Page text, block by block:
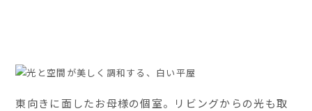
東向きに面したお母様の個室。リビングからの光も取